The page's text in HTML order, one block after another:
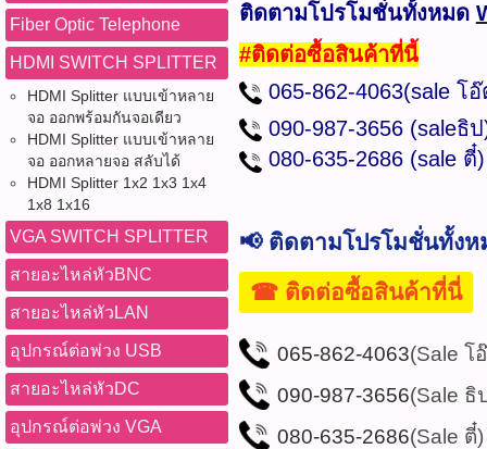
Fiber Optic Telephone
HDMI SWITCH SPLITTER
HDMI Splitter แบบเข้าหลาย
จอ ออกพร้อมกันจอเดียว
HDMI Splitter แบบเข้าหลาย
จอ ออกหลายจอ สลับได้
HDMI Splitter 1x2 1x3 1x4
1x8 1x16
VGA SWITCH SPLITTER
สายอะไหล่หัวBNC
สายอะไหล่หัวLAN
อุปกรณ์ต่อพ่วง USB
สายอะไหล่หัวDC
อุปกรณ์ต่อพ่วง VGA
ติดตามโปรโมชั่นทั้งหมด
#ติดต่อซื้อสินค้าที่นี้
065-862-4063(sale
090-987-3656 (sale
080-635-2686(sale
📢 ติดตามโปรโมชั่นทั้ง
☎ ติดต่อซื้อสินค้าที่นี่
065-862-4063(Sale โ
090-987-3656(Sale ธิ
080-635-2686(Sale ตี๋)